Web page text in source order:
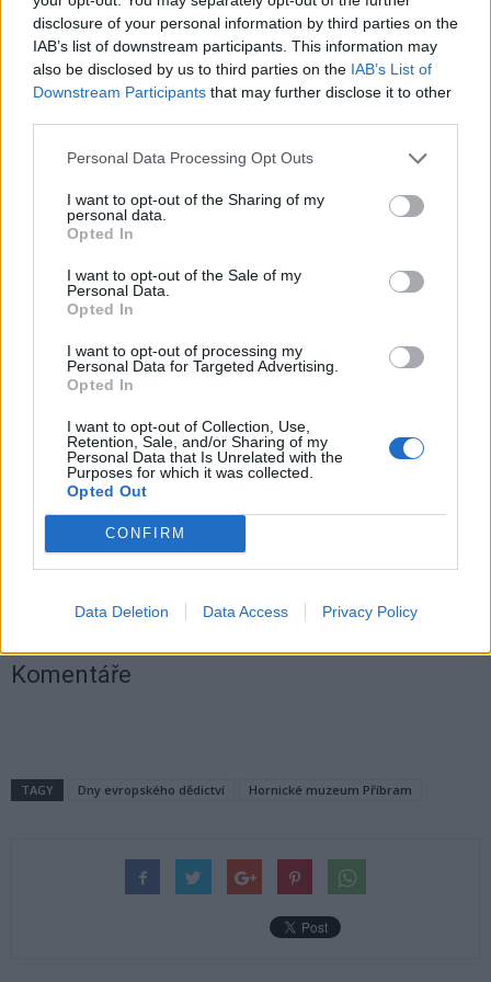
disclosure of your personal information by third parties on the
IAB’s list of downstream participants. This information may
also be disclosed by us to third parties on the IAB’s List of
Downstream Participants that may further disclose it to other
Personal Data Processing Opt Outs
I want to opt-out of the Sharing of my
personal data.
Opted In
I want to opt-out of the Sale of my
Personal Data.
Opted In
I want to opt-out of processing my
Personal Data for Targeted Advertising.
Opted In
I want to opt-out of Collection, Use,
Retention, Sale, and/or Sharing of my
Personal Data that Is Unrelated with the
Purposes for which it was collected.
Opted Out
CONFIRM
Data Deletion Data Access Privacy Policy
Den plný zábavy v Muzeu zlata Nový Knín
Při příležitosti Dnů evropského dědictví bude Muzeum zlata
stejně jako všechny ostatní areály a pobočky Hornického muzea
kromě prohlídky expozice zažijete? Můžete si vyzkoušet
rýžování zlata, ve výtvarné dílně namalovat obrázky permoníků,
připravené brožurky s průvodcem po městě – pokud počasí
dovolí, můžete spolu s ním vyrazit na procházku a zkusit vyluštit
tajenku v něm ukrytou.
Hornické muzeum Příbram
Komentáře
TAGY Dny evropského dědictví Hornické muzeum Příbram